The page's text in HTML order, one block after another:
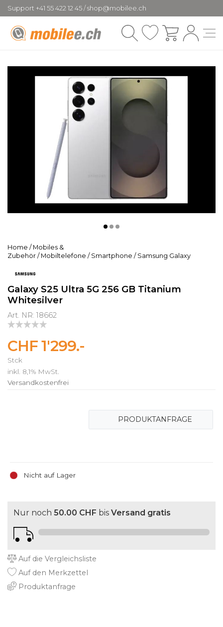
Support +41 55 422 12 45 / shop@mobilee.ch
Home / Mobiles &
Zubehör / Mobiltelefone / Smartphone / Samsung Galaxy
Galaxy S25 Ultra 5G 256 GB Titanium
Whitesilver
Art. NR: 18662
CHF 1'299.-
Stck
inkl. 8,1% MwSt.
Versandkostenfrei
Nicht auf Lager
PRODUKTANFRAGE
Nur noch 50.00 CHF bis Versand gratis
Auf die Vergleichsliste
Auf den Merkzettel
Produktanfrage